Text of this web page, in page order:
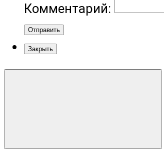
Комментарий:
Отправить
Закрыть